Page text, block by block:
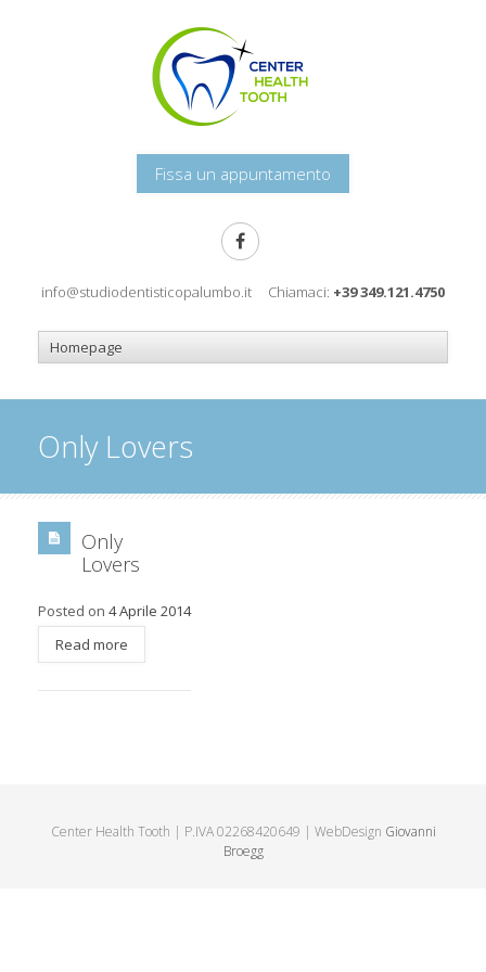
Fissa un appuntamento
info@studiodentisticopalumbo.it Chiamaci: +39 349.121.4750
Only Lovers
Only
Lovers
Posted on 4 Aprile 2014
Read more
Center Health Tooth | P.IVA 02268420649 | WebDesign Giovanni
Broegg